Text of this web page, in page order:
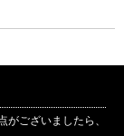
ございましたら、